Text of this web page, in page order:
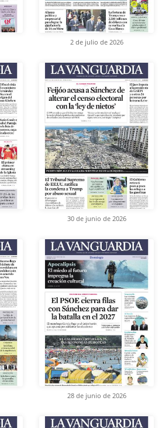
2 de julio de 2026
30 de junio de 2026
28 de junio de 2026